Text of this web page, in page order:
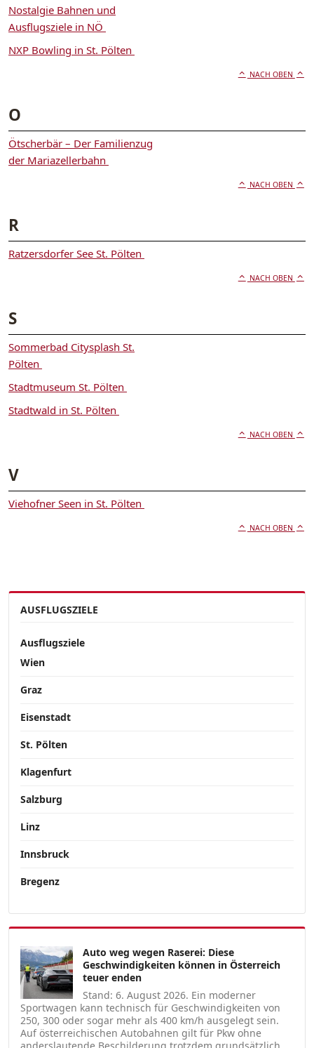
Nostalgie Bahnen und
Ausflugsziele in NÖ
NXP Bowling in St. Pölten
NACH OBEN
O
Ötscherbär – Der Familienzug
der Mariazellerbahn
NACH OBEN
R
Ratzersdorfer See St. Pölten
NACH OBEN
S
Sommerbad Citysplash St.
Pölten
Stadtmuseum St. Pölten
Stadtwald in St. Pölten
NACH OBEN
V
Viehofner Seen in St. Pölten
NACH OBEN
AUSFLUGSZIELE
Ausflugsziele
Wien
Graz
Eisenstadt
St. Pölten
Klagenfurt
Salzburg
Linz
Innsbruck
Bregenz
Auto weg wegen Raserei: Diese
Geschwindigkeiten können in Österreich
teuer enden
Stand: 6. August 2026. Ein moderner
Sportwagen kann technisch für Geschwindigkeiten von
250, 300 oder sogar mehr als 400 km/h ausgelegt sein.
Auf österreichischen Autobahnen gilt für Pkw ohne
anderslautende Beschilderung trotzdem grundsätzlich